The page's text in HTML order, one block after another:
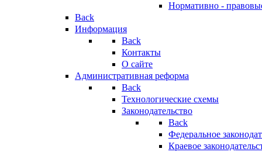
Нормативно -
Back
Информация
Back
Контакты
О сайте
Административная реформа
Back
Технологические схемы
Законодательство
Back
Федеральное
Краевое